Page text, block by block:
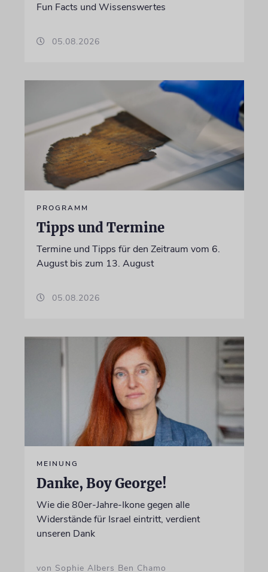
Fun Facts und Wissenswertes
05.08.2026
PROGRAMM
Tipps und Termine
Termine und Tipps für den Zeitraum vom 6.
August bis zum 13. August
05.08.2026
MEINUNG
Danke, Boy George!
Wie die 80er-Jahre-Ikone gegen alle
Widerstände für Israel eintritt, verdient
unseren Dank
von Sophie Albers Ben Chamo